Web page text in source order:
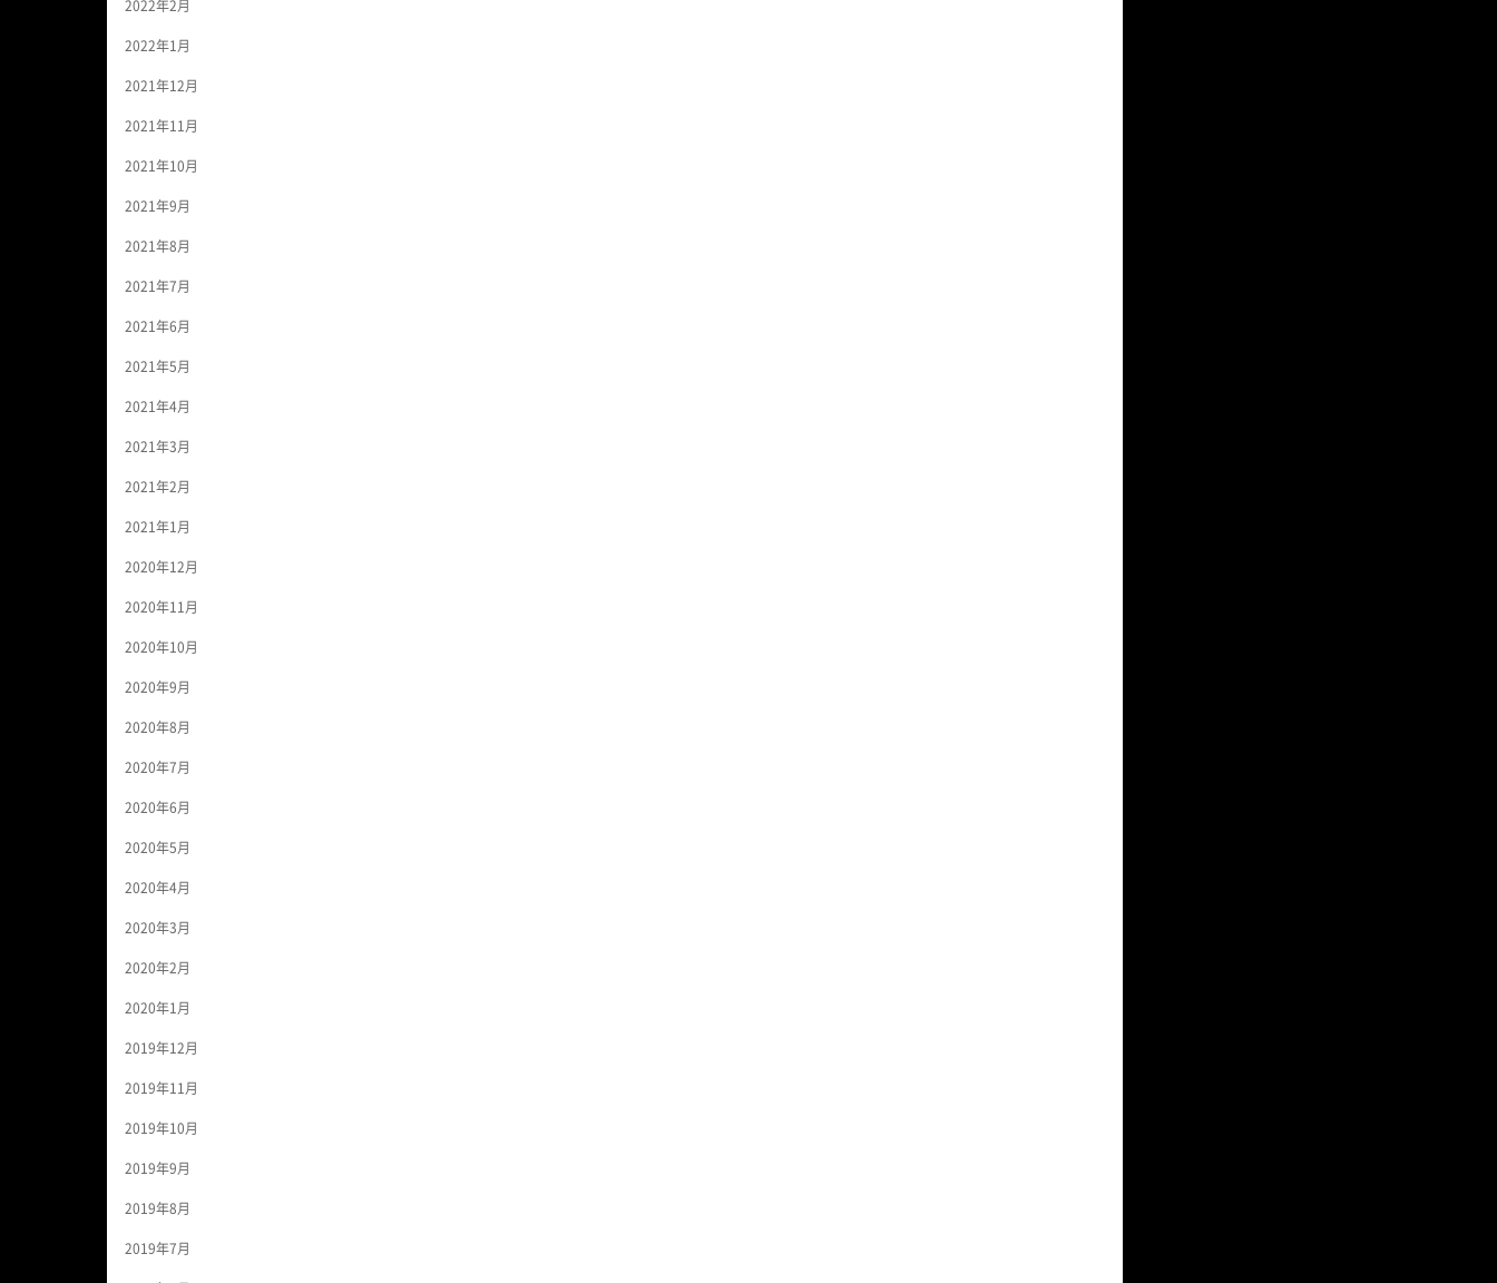
2022年2月
2022年1月
2021年12月
2021年11月
2021年10月
2021年9月
2021年8月
2021年7月
2021年6月
2021年5月
2021年4月
2021年3月
2021年2月
2021年1月
2020年12月
2020年11月
2020年10月
2020年9月
2020年8月
2020年7月
2020年6月
2020年5月
2020年4月
2020年3月
2020年2月
2020年1月
2019年12月
2019年11月
2019年10月
2019年9月
2019年8月
2019年7月